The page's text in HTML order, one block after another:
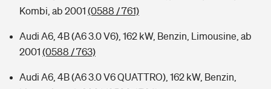
Kombi, ab 2001 (0588 / 761)
Audi A6, 4B (A6 3.0 V6), 162 kW, Benzin, Limousine, ab
2001 (0588 / 763)
Audi A6, 4B (A6 3.0 V6 QUATTRO), 162 kW, Benzin,